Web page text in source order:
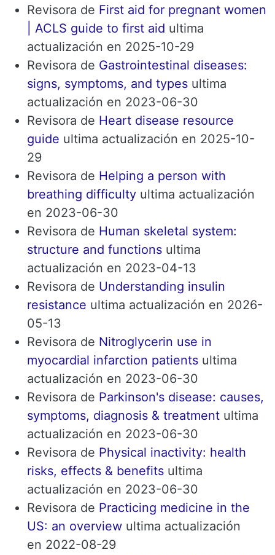
Revisora ​​de First aid for pregnant women
| ACLS guide to first aid ultima
actualización en 2025-10-29
Revisora ​​de Gastrointestinal diseases:
signs, symptoms, and types ultima
actualización en 2023-06-30
Revisora ​​de Heart disease resource
guide ultima actualización en 2025-10-
29
Revisora ​​de Helping a person with
breathing difficulty ultima actualización
en 2023-06-30
Revisora ​​de Human skeletal system:
structure and functions ultima
actualización en 2023-04-13
Revisora ​​de Understanding insulin
resistance ultima actualización en 2026-
05-13
Revisora ​​de Nitroglycerin use in
myocardial infarction patients ultima
actualización en 2023-06-30
Revisora ​​de Parkinson's disease: causes,
symptoms, diagnosis & treatment ultima
actualización en 2023-06-30
Revisora ​​de Physical inactivity: health
risks, effects & benefits ultima
actualización en 2023-06-30
Revisora ​​de Practicing medicine in the
US: an overview ultima actualización
en 2022-08-29